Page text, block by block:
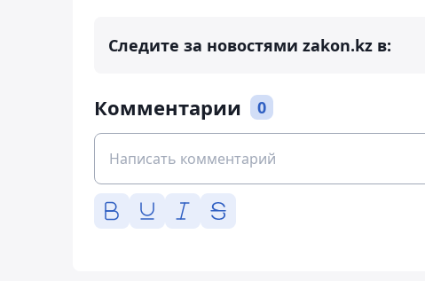
Следите за новостями zakon.kz в:
Комментарии 0